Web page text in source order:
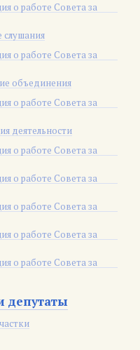
о работе Совета за
слушания
о работе Совета за
объединения
о работе Совета за
деятельности
о работе Совета за
о работе Совета за
о работе Совета за
о работе Совета за
о работе Совета за
депутаты